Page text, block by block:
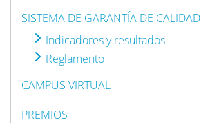
SISTEMA DE GARANTÍA DE CALIDAD
Indicadores y resultados
Reglamento
CAMPUS VIRTUAL
PREMIOS